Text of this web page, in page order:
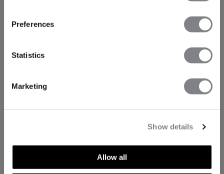
Preferences
Statistics
Marketing
Show details
Allow all